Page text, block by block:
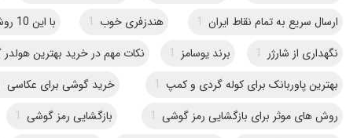
ارسال سریع به تمام نقاط ایران 1 هندزفری خوب 1 با این 10 روش دیگه پول کابل شارژر نده
نگهداری از شارژر 1 برند یوسامز 1 نکات مهم در خرید بهترین
بهترین پاوربانک برای کوله‌ گردی و کمپ 1 خرید گوشی برای عکاسی
روش های موثر برای بازگشایی رمز گوشی 1 بازگشایی رمز گوشی 1